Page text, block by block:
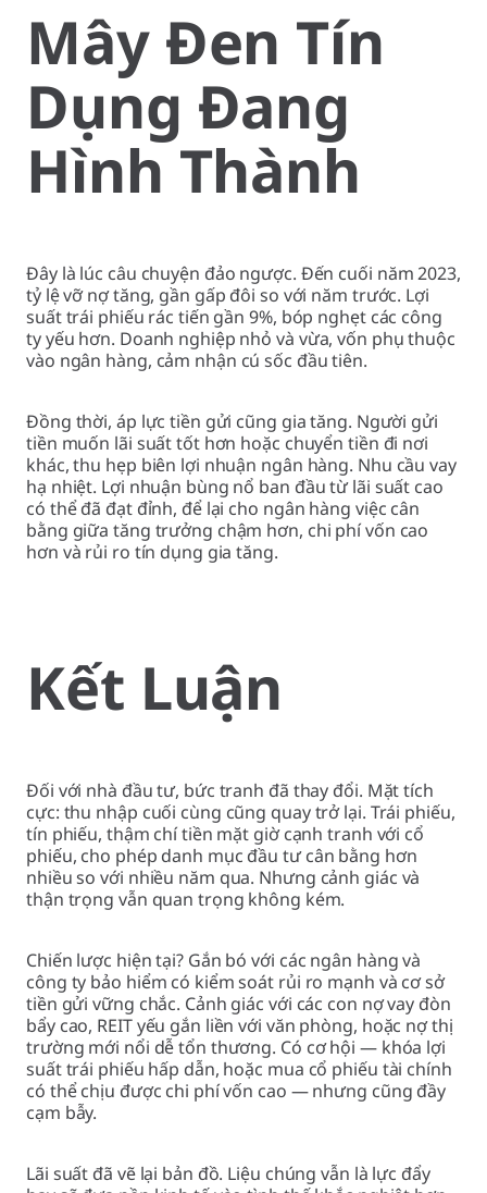
Mây Đen Tín
Dụng Đang
Hình Thành
Đây là lúc câu chuyện đảo ngược. Đến cuối năm 2023,
tỷ lệ vỡ nợ tăng, gần gấp đôi so với năm trước. Lợi
suất trái phiếu rác tiến gần 9%, bóp nghẹt các công
ty yếu hơn. Doanh nghiệp nhỏ và vừa, vốn phụ thuộc
vào ngân hàng, cảm nhận cú sốc đầu tiên.
Đồng thời, áp lực tiền gửi cũng gia tăng. Người gửi
tiền muốn lãi suất tốt hơn hoặc chuyển tiền đi nơi
khác, thu hẹp biên lợi nhuận ngân hàng. Nhu cầu vay
hạ nhiệt. Lợi nhuận bùng nổ ban đầu từ lãi suất cao
có thể đã đạt đỉnh, để lại cho ngân hàng việc cân
bằng giữa tăng trưởng chậm hơn, chi phí vốn cao
hơn và rủi ro tín dụng gia tăng.
Kết Luận
Đối với nhà đầu tư, bức tranh đã thay đổi. Mặt tích
cực: thu nhập cuối cùng cũng quay trở lại. Trái phiếu,
tín phiếu, thậm chí tiền mặt giờ cạnh tranh với cổ
phiếu, cho phép danh mục đầu tư cân bằng hơn
nhiều so với nhiều năm qua. Nhưng cảnh giác và
thận trọng vẫn quan trọng không kém.
Chiến lược hiện tại? Gắn bó với các ngân hàng và
công ty bảo hiểm có kiểm soát rủi ro mạnh và cơ sở
tiền gửi vững chắc. Cảnh giác với các con nợ vay đòn
bẩy cao, REIT yếu gắn liền với văn phòng, hoặc nợ thị
trường mới nổi dễ tổn thương. Có cơ hội — khóa lợi
suất trái phiếu hấp dẫn, hoặc mua cổ phiếu tài chính
có thể chịu được chi phí vốn cao — nhưng cũng đầy
cạm bẫy.
Lãi suất đã vẽ lại bản đồ. Liệu chúng vẫn là lực đẩy